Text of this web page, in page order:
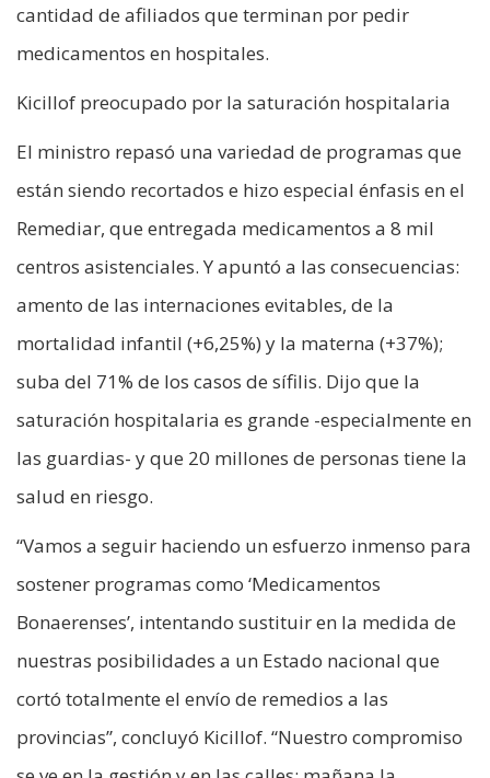
cantidad de afiliados que terminan por pedir
medicamentos en hospitales.
Kicillof preocupado por la saturación hospitalaria
El ministro repasó una variedad de programas que
están siendo recortados e hizo especial énfasis en el
Remediar, que entregada medicamentos a 8 mil
centros asistenciales. Y apuntó a las consecuencias:
amento de las internaciones evitables, de la
mortalidad infantil (+6,25%) y la materna (+37%);
suba del 71% de los casos de sífilis. Dijo que la
saturación hospitalaria es grande -especialmente en
las guardias- y que 20 millones de personas tiene la
salud en riesgo.
“Vamos a seguir haciendo un esfuerzo inmenso para
sostener programas como ‘Medicamentos
Bonaerenses’, intentando sustituir en la medida de
nuestras posibilidades a un Estado nacional que
cortó totalmente el envío de remedios a las
provincias”, concluyó Kicillof. “Nuestro compromiso